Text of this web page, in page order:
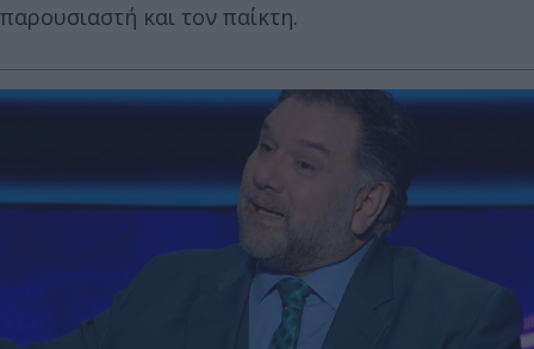
παρουσιαστή και τον παίκτη.